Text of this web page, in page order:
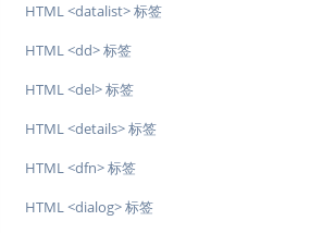
HTML <datalist> 标签
HTML <dd> 标签
HTML <del> 标签
HTML <details> 标签
HTML <dfn> 标签
HTML <dialog> 标签